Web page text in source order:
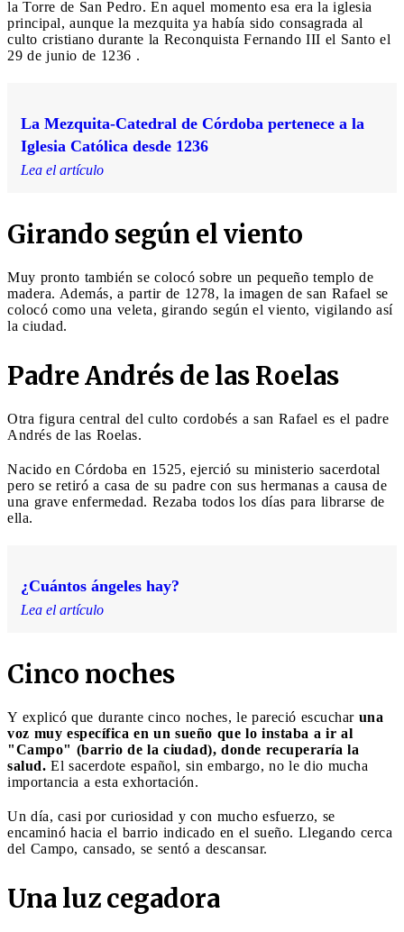
la Torre de San Pedro. En aquel momento esa era la iglesia
principal, aunque la mezquita ya había sido consagrada al
culto cristiano durante la Reconquista Fernando III el Santo el
29 de junio de 1236 .
La Mezquita-Catedral de Córdoba pertenece a la
Iglesia Católica desde 1236
Lea el artículo
Girando según el viento
Muy pronto también se colocó sobre un pequeño templo de
madera. Además, a partir de 1278, la imagen de san Rafael se
colocó como una veleta, girando según el viento, vigilando así
la ciudad.
Padre Andrés de las Roelas
Otra figura central del culto cordobés a san Rafael es el padre
Andrés de las Roelas.
Nacido en Córdoba en 1525, ejerció su ministerio sacerdotal
pero se retiró a casa de su padre con sus hermanas a causa de
una grave enfermedad. Rezaba todos los días para librarse de
ella.
¿Cuántos ángeles hay?
Lea el artículo
Cinco noches
Y explicó que durante cinco noches, le pareció escuchar una
voz muy específica en un sueño que lo instaba a ir al
"Campo" (barrio de la ciudad), donde recuperaría la
salud. El sacerdote español, sin embargo, no le dio mucha
importancia a esta exhortación.
Un día, casi por curiosidad y con mucho esfuerzo, se
encaminó hacia el barrio indicado en el sueño. Llegando cerca
del Campo, cansado, se sentó a descansar.
Una luz cegadora